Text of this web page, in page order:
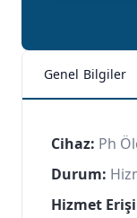
Genel Bilgiler
Cihaz: Ph
Durum:
Hizmet